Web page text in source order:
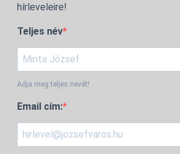
hírleveleire!
Teljes név
Adja meg teljes nevét!
Email cím: